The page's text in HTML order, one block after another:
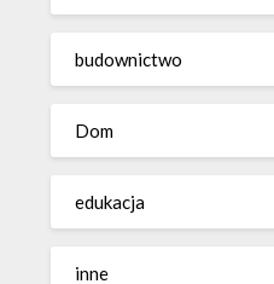
budownictwo
Dom
edukacja
inne